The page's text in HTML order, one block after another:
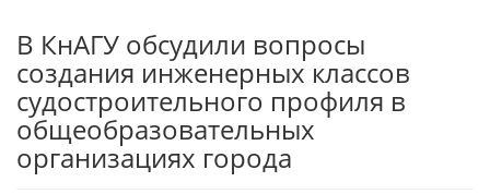
В КнАГУ обсудили вопросы
создания инженерных классов
судостроительного профиля в
общеобразовательных
организациях города